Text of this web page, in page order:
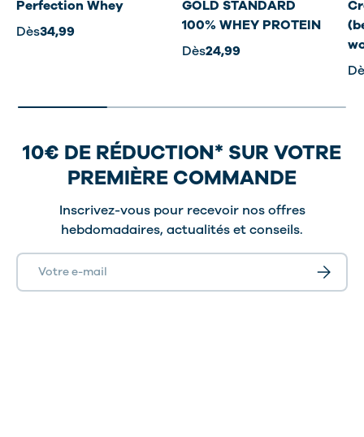
Perfection Whey
Dès34,99
GOLD STANDARD
100% WHEY PROTEIN
Dès24,99
10€ DE RÉDUCTION* SUR VOTRE
PREMIÈRE COMMANDE
Inscrivez-vous pour recevoir nos offres
hebdomadaires, actualités et conseils.
E-mail